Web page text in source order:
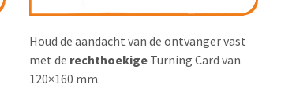
Houd de aandacht van de ontvanger vast
met de rechthoekigeTurning Card van
120×160 mm.